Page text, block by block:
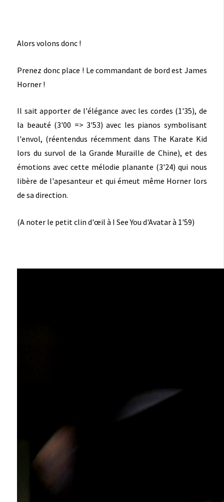
Alors volons donc !
Prenez donc place ! Le commandant de bord est James
Horner !
Il sait apporter de l'élégance avec les cordes (1'35), de
la beauté (3'00 => 3'53) avec les pianos symbolisant
l'envol, (réentendus récemment dans The Karate Kid
lors du survol de la Grande Muraille de Chine), et des
émotions avec cette mélodie planante (3'24) qui nous
libère de l'apesanteur et qui émeut même Horner lors
de sa direction.
(A noter le petit clin d'œil à I See You d'Avatar à 1'59)